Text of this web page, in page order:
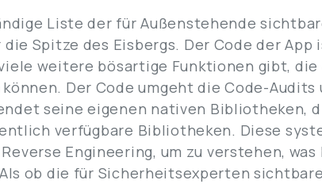
Liste der für Außenstehende
Spitze des Eisbergs. Der Code der App
weitere bösartige Funktionen gibt,
Der Code umgeht die Code-Audits
seine eigenen nativen Bibliotheken,
verfügbare Bibliotheken. Diese
Engineering, um zu verstehen,
ob die für Sicherheitsexperten